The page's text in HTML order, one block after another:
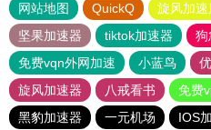
网站地图 QuickQ 旋风加速
坚果加速器
tiktok加速器
狗
免费vqn外网加速
小蓝鸟
旋风加速器
八戒看书
免费
黑豹加速器
一元机场 IOS